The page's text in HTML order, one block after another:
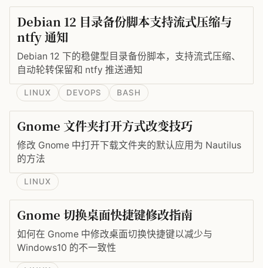
160MB/s）、以及在 PVE 界面添加目录存储的实际操
作建议。
Debian 12 目录备份脚本支持流式压缩与
ntfy 通知
Debian 12 下的稳健型目录备份脚本，支持流式压缩、
自动轮转保留和 ntfy 推送通知
LINUX DEVOPS BASH
Gnome 文件夹打开方式改变技巧
修改 Gnome 中打开下载文件夹的默认应用为 Nautilus
的方法
LINUX
Gnome 切换桌面快捷键修改指南
如何在 Gnome 中修改桌面切换快捷键以减少与
Windows10 的不一致性